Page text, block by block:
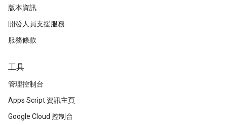
版本資訊
開發人員支援服務
服務條款
工具
管理控制台
Apps Script 資訊主頁
Google Cloud 控制台